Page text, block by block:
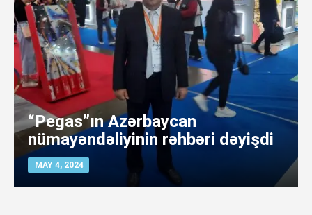
“Pegas”ın Azərbaycan
nümayəndəliyinin rəhbəri dəyişdi
MAY 4, 2024